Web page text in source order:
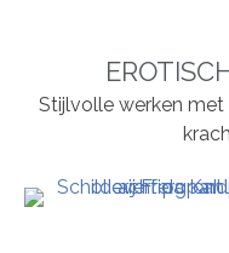
Stijlvolle werken met